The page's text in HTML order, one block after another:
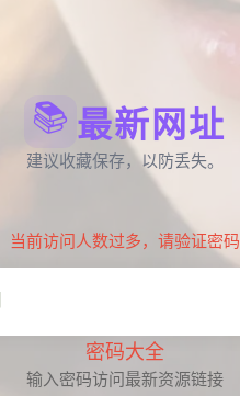
📚 最新网址
建议收藏保存，以防丢失。
当前访问人数过多，请验证密码
密码大全
输入密码访问最新资源链接